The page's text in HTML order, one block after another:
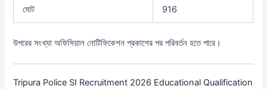
মোট 916
উপরের সংখ্যা অফিসিয়াল নোটিফিকেশন প্রকাশের পর পরিবর্তন হতে পারে।
Tripura Police SI Recruitment 2026 Educational Qualification